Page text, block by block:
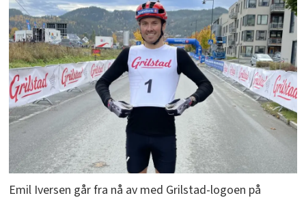
Emil Iversen går fra nå av med Grilstad-logoen på